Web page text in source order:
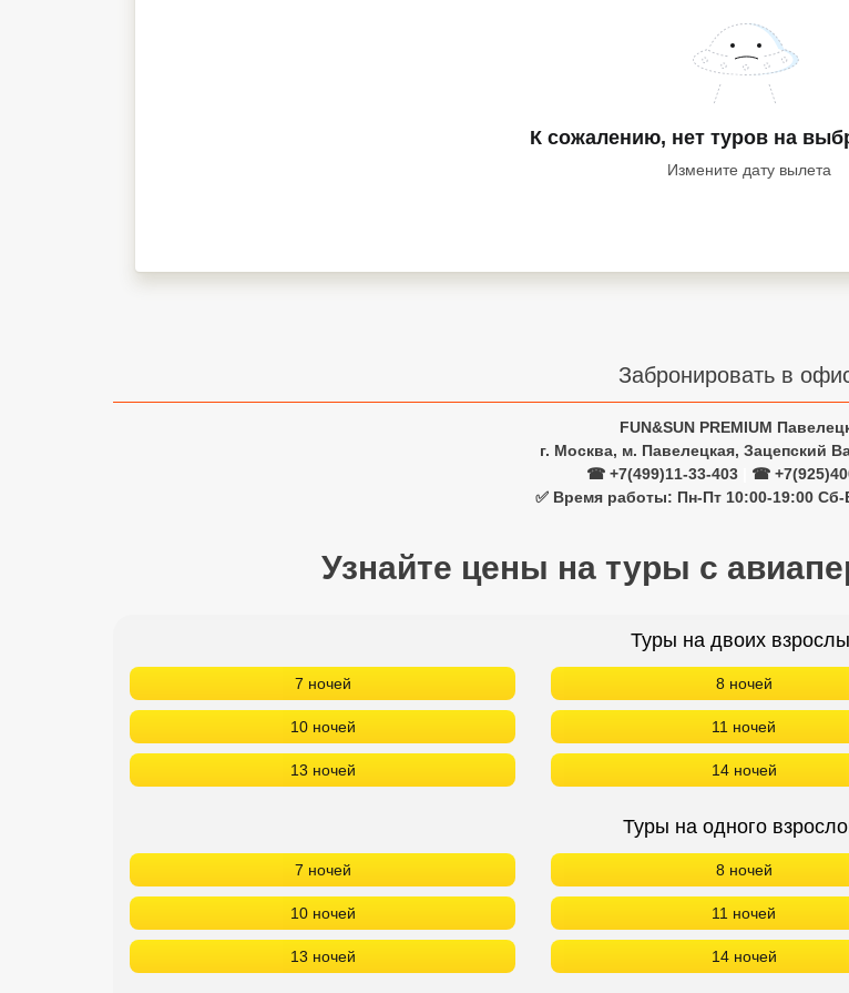
К сожалению, нет туров на
Измените дату вылета
Забронировать в
FUN&SUN PREMIUM
г. Москва, м. Павелецкая, Зацепский
☎ +7(499)11-33-403
☎
✅ Время работы: Пн-Пт 10:00-19:00 Сб-
Узнайте цены на туры с
Туры на двоих
7 ночей 8 ночей
10 ночей 11 ночей
13 ночей 14 ночей
Туры на одного
7 ночей 8 ночей
10 ночей 11 ночей
13 ночей 14 ночей
Сетевые отели Вьетнама
Сетевые отели Сейшел
Сетевые отели Маврикия